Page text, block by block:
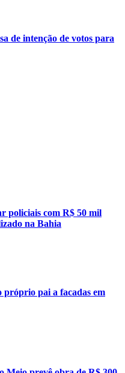
de intenção de votos para
policiais com R$ 50 mil
na Bahia
próprio pai a facadas em